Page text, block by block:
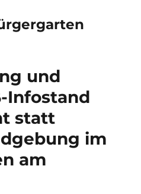
und
Infostand
statt
im
am